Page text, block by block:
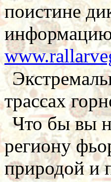
поистине
информацию
трассах
Что бы вы
региону
природой и